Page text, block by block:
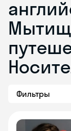
Фильтры
Skyeng